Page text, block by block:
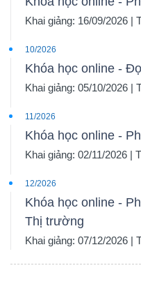
Khai giảng: 16/09/2026 |
10/2026
Khóa học online -
Khai giảng: 05/10/2026 |
11/2026
Khóa học online -
Khai giảng: 02/11/2026 |
12/2026
Khóa học online -
Thị trường
Khai giảng: 07/12/2026 |
Dữ
liệu
chính